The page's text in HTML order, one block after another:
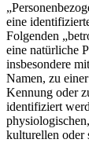
eine
Folgenden
eine natürliche
insbesondere
Namen, zu
Kennung oder
identifiziert
kulturellen oder